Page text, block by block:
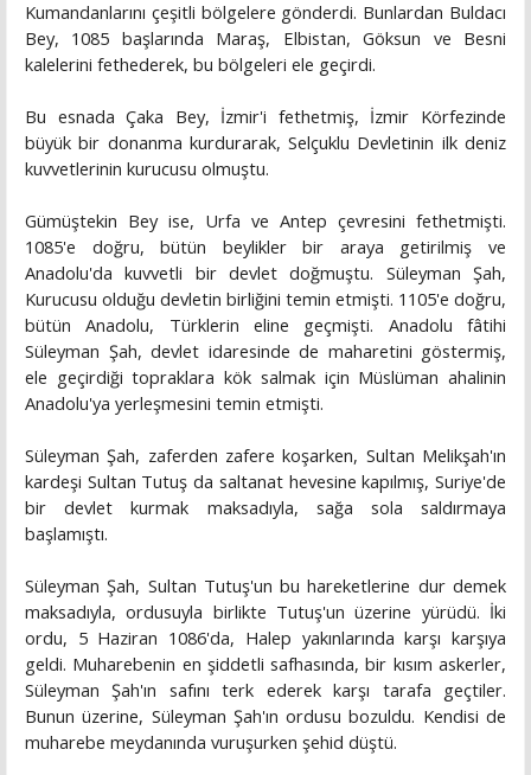
Kumandanlarını çeşitli bölgelere gönderdi. Bunlardan Buldacı
Bey, 1085 başlarında Maraş, Elbistan, Göksun ve Besni
kalelerini fethederek, bu bölgeleri ele geçirdi.
Bu esnada Çaka Bey, İzmir'i fethetmiş, İzmir Körfezinde
büyük bir donanma kurdurarak, Selçuklu Devletinin ilk deniz
kuvvetlerinin kurucusu olmuştu.
Gümüştekin Bey ise, Urfa ve Antep çevresini fethetmişti.
1085'e doğru, bütün beylikler bir araya getirilmiş ve
Anadolu'da kuvvetli bir devlet doğmuştu. Süleyman Şah,
Kurucusu olduğu devletin birliğini temin etmişti. 1105'e doğru,
bütün Anadolu, Türklerin eline geçmişti. Anadolu fâtihi
Süleyman Şah, devlet idaresinde de maharetini göstermiş,
ele geçirdiği topraklara kök salmak için Müslüman ahalinin
Anadolu'ya yerleşmesini temin etmişti.
Süleyman Şah, zaferden zafere koşarken, Sultan Melikşah'ın
kardeşi Sultan Tutuş da saltanat hevesine kapılmış, Suriye'de
bir devlet kurmak maksadıyla, sağa sola saldırmaya
başlamıştı.
Süleyman Şah, Sultan Tutuş'un bu hareketlerine dur demek
maksadıyla, ordusuyla birlikte Tutuş'un üzerine yürüdü. İki
ordu, 5 Haziran 1086'da, Halep yakınlarında karşı karşıya
geldi. Muharebenin en şiddetli safhasında, bir kısım askerler,
Süleyman Şah'ın safını terk ederek karşı tarafa geçtiler.
Bunun üzerine, Süleyman Şah'ın ordusu bozuldu. Kendisi de
muharebe meydanında vuruşurken şehid düştü.